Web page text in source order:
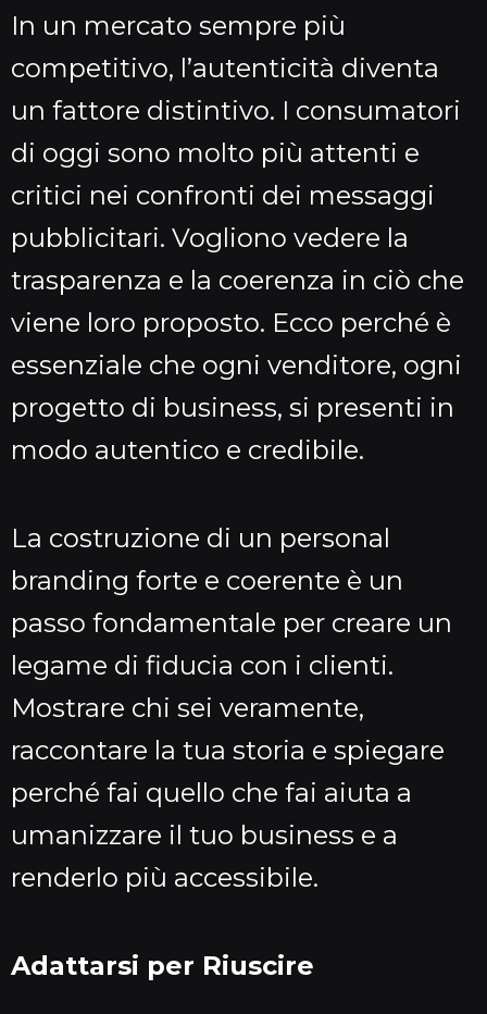
In un mercato sempre più
competitivo, l’autenticità diventa
un fattore distintivo. I consumatori
di oggi sono molto più attenti e
critici nei confronti dei messaggi
pubblicitari. Vogliono vedere la
trasparenza e la coerenza in ciò che
viene loro proposto. Ecco perché è
essenziale che ogni venditore, ogni
progetto di business, si presenti in
modo autentico e credibile.
La costruzione di un personal
branding forte e coerente è un
passo fondamentale per creare un
legame di fiducia con i clienti.
Mostrare chi sei veramente,
raccontare la tua storia e spiegare
perché fai quello che fai aiuta a
umanizzare il tuo business e a
renderlo più accessibile.
Adattarsi per Riuscire